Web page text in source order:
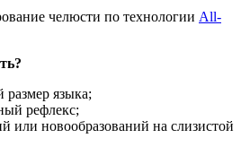
челюсти по технологии All-
языка;
рефлекс;
или новообразований на слизистой